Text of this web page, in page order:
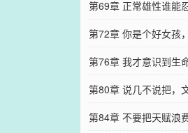
于色？
第69章 正常雄性谁能
第72章 你是个好女孩
第76章 我才意识到生
第80章 说几不说把，
第84章 不要把天赋浪